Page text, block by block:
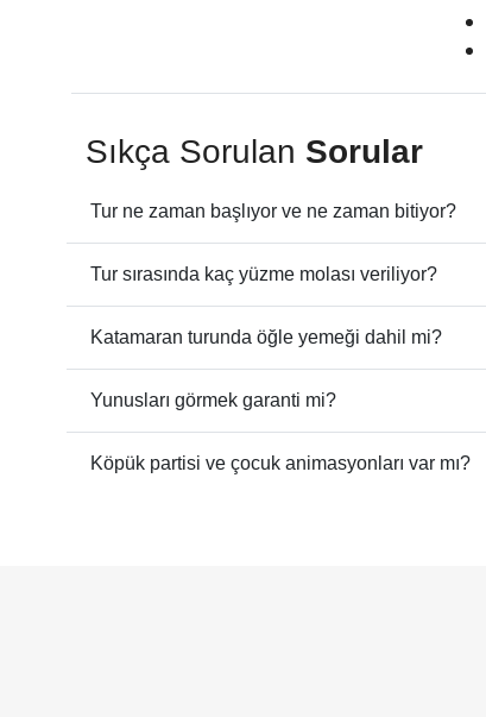
Sıkça Sorulan Sorular
Tur ne zaman başlıyor ve ne zaman bitiyor?
Tur sırasında kaç yüzme molası veriliyor?
Katamaran turunda öğle yemeği dahil mi?
Yunusları görmek garanti mi?
Köpük partisi ve çocuk animasyonları var mı?